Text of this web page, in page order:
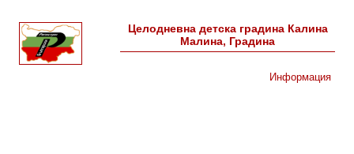
Целодневна детска градина Калина
Малина, Градина
Информация